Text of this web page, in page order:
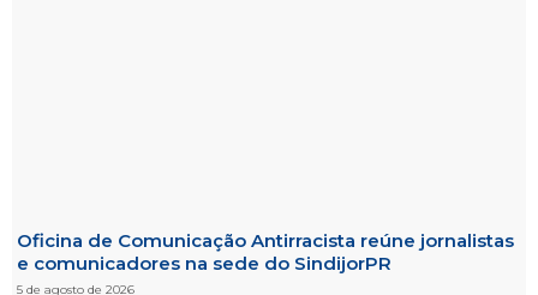
Oficina de Comunicação Antirracista reúne jornalistas
e comunicadores na sede do SindijorPR
5 de agosto de 2026